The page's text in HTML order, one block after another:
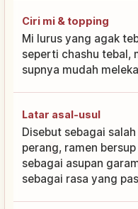
Ciri mi & topping
Mi lurus yang agak
seperti chashu tebal,
supnya mudah
Latar asal-usul
Disebut sebagai
perang, ramen
sebagai asupan
sebagai rasa yang